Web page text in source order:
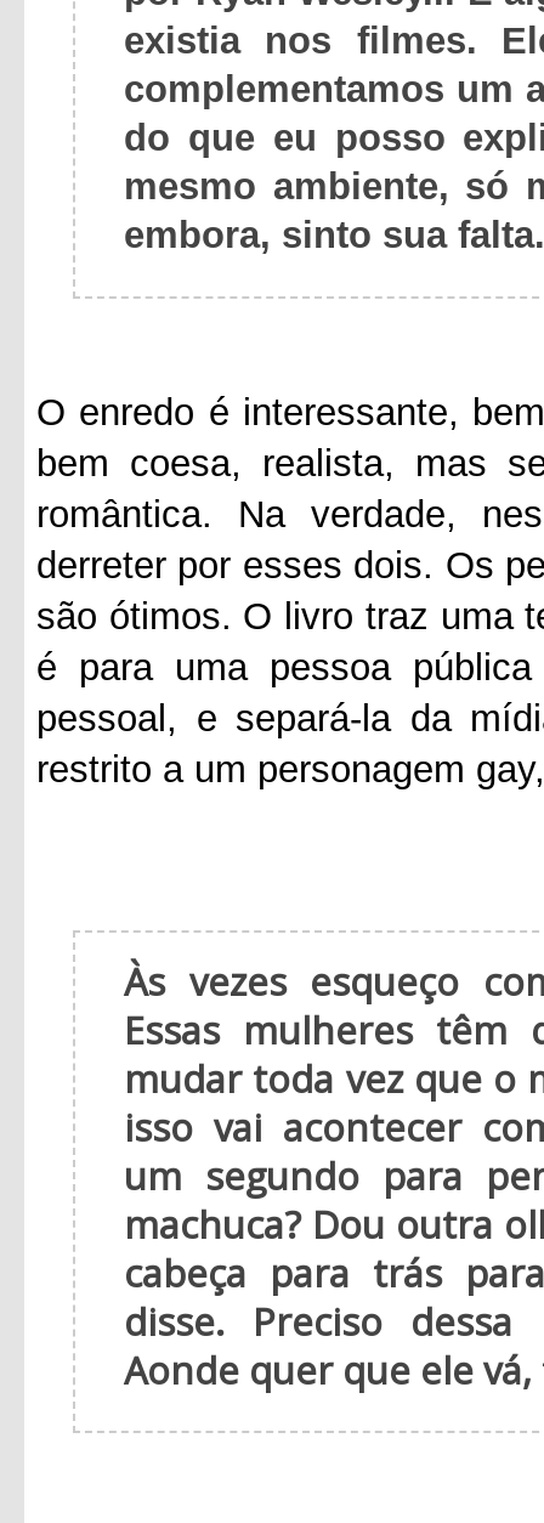
existia nos filmes.
complementamos um
do que eu posso
mesmo ambiente, só
embora, sinto sua
O enredo é interessante,
bem coesa, realista, mas
romântica. Na verdade,
derreter por esses dois. Os
são ótimos. O livro traz uma
é para uma pessoa
pessoal, e separá-la da
restrito a um personagem
Às vezes esqueço
Essas mulheres
mudar toda vez que o
isso vai acontecer
um segundo para
machuca? Dou outra
cabeça para trás
disse. Preciso
Aonde quer que ele